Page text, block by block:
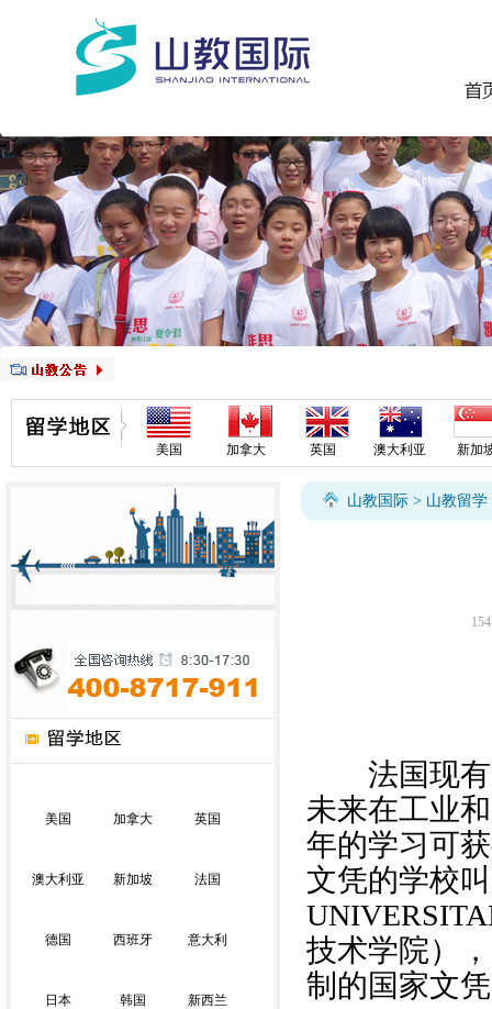
美国 加拿大 英国 澳大利亚 新加
美国 加拿大 英国
澳大利亚 新加坡 法国
德国 西班牙 意大利
日本 韩国 新西兰
山教国际 > 山教留学
154
法国现有
未来在工业
年的学习可
文凭的学校
技术学院）
制的国家文